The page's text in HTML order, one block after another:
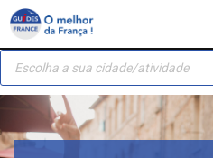
Painel de Gerenciamento de
Skip
content
Recherche
produits